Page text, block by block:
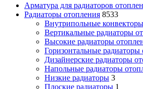
Арматура для радиаторов
Радиаторы отопления 8533
Внутрипольные конвекторы
Вертикальные радиаторы
Высокие радиаторы
Горизонтальные радиаторы
Дизайнерские радиаторы
Напольные радиаторы
Низкие радиаторы 3
Плоские радиаторы 1